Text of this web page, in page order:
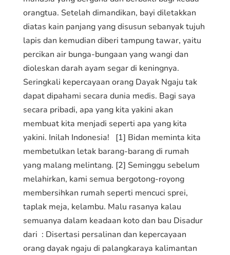
orangtua. Setelah dimandikan, bayi diletakkan
diatas kain panjang yang disusun sebanyak tujuh
lapis dan kemudian diberi tampung tawar, yaitu
percikan air bunga-bungaan yang wangi dan
dioleskan darah ayam segar di keningnya.
Seringkali kepercayaan orang Dayak Ngaju tak
dapat dipahami secara dunia medis. Bagi saya
secara pribadi, apa yang kita yakini akan
membuat kita menjadi seperti apa yang kita
yakini. Inilah Indonesia! [1] Bidan meminta kita
membetulkan letak barang-barang di rumah
yang malang melintang. [2] Seminggu sebelum
melahirkan, kami semua bergotong-royong
membersihkan rumah seperti mencuci sprei,
taplak meja, kelambu. Malu rasanya kalau
semuanya dalam keadaan koto dan bau Disadur
dari : Disertasi persalinan dan kepercayaan
orang dayak ngaju di palangkaraya kalimantan